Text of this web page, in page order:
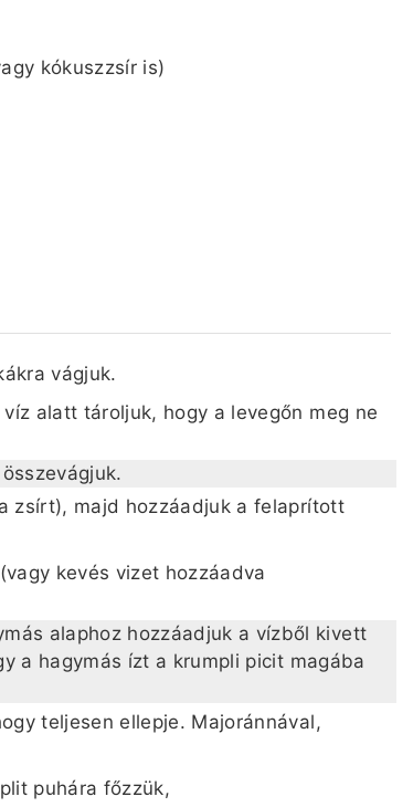
kókuszzsír is)
vágjuk.
alatt tároljuk, hogy a levegőn meg ne
zsírt), majd hozzáadjuk a felaprított
kevés vizet hozzáadva
alaphoz hozzáadjuk a vízből kivett
a hagymás ízt a krumpli picit magába
teljesen ellepje. Majoránnával,
puhára főzzük,